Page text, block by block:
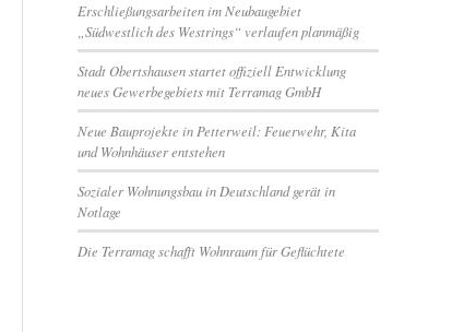
Erschließungsarbeiten im Neubaugebiet
„Südwestlich des Westrings“ verlaufen planmäßig
Stadt Obertshausen startet offiziell Entwicklung
neues Gewerbegebiets mit Terramag GmbH
Neue Bauprojekte in Petterweil: Feuerwehr, Kita
und Wohnhäuser entstehen
Sozialer Wohnungsbau in Deutschland gerät in
Notlage
Die Terramag schafft Wohnraum für Geflüchtete